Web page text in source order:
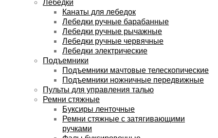
Канаты для лебедок
Лебедки ручные барабанные
Лебедки ручные рычажные
Лебедки ручные червячные
Лебедки электрические
Подъемники
Подъемники мачтовые телескопические
Подъемники ножничные передвижные
Пульты для управления талью
Ремни стяжные
Буксиры ленточные
Ремни стяжные с затягивающими
ручками